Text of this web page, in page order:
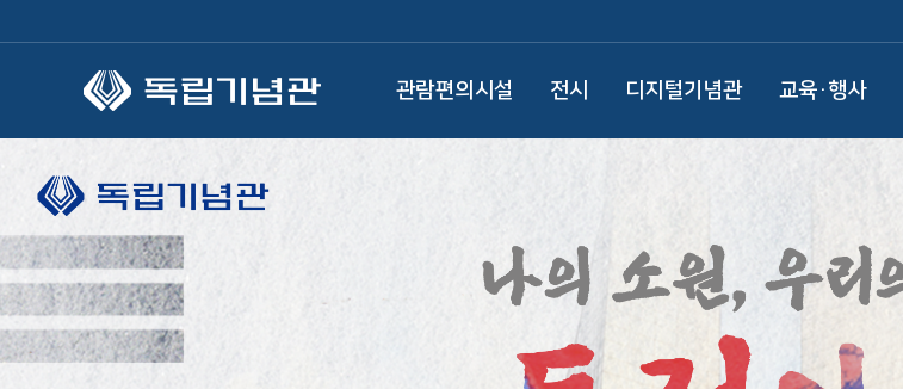
관람편의시설 전시 디지털기념관 교육·행사